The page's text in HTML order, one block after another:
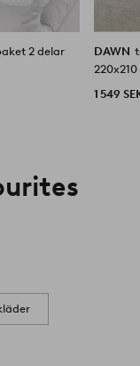
2 delar
DAWN
1 549